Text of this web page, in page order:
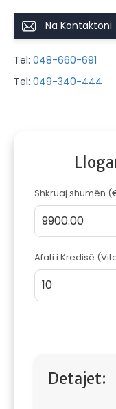
Na Kontaktoni
Tel: 048-660-691
Tel: 049-340-444
Shkruaj shumën
Afati i Kredisë
Detajet: